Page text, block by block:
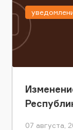
07 августа,